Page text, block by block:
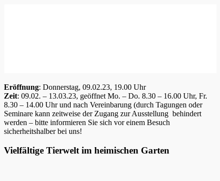
Eröffnung: Donnerstag, 09.02.23, 19.00 Uhr
Zeit: 09.02. – 13.03.23, geöffnet Mo. – Do. 8.30 – 16.00 Uhr, Fr.
8.30 – 14.00 Uhr und nach Vereinbarung (durch Tagungen oder
Seminare kann zeitweise der Zugang zur Ausstellung behindert
werden – bitte informieren Sie sich vor einem Besuch
sicherheitshalber bei uns!
Vielfältige Tierwelt im heimischen Garten